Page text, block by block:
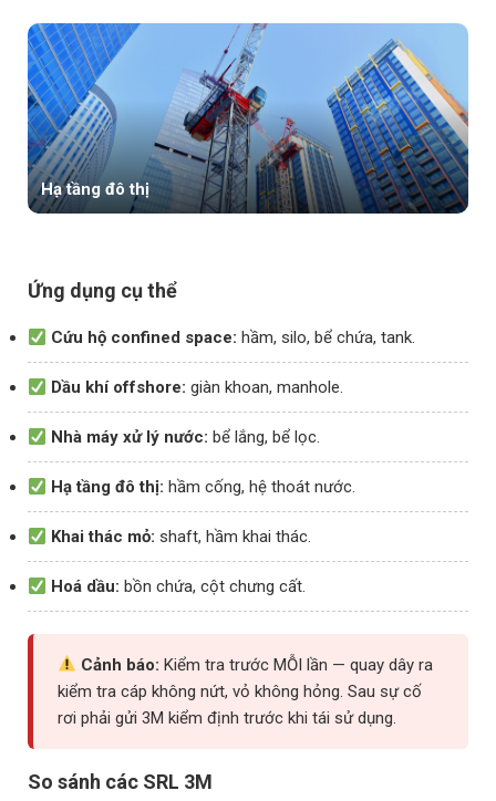
Hạ tầng đô thị
Ứng dụng cụ thể
Cứu hộ confined space: hầm, silo, bể chứa, tank.
Dầu khí offshore: giàn khoan, manhole.
Nhà máy xử lý nước: bể lắng, bể lọc.
Hạ tầng đô thị: hầm cống, hệ thoát nước.
Khai thác mỏ: shaft, hầm khai thác.
Hoá dầu: bồn chứa, cột chưng cất.
Cảnh báo: Kiểm tra trước MỖI lần — quay dây ra
kiểm tra cáp không nứt, vỏ không hỏng. Sau sự cố
rơi phải gửi 3M kiểm định trước khi tái sử dụng.
So sánh các SRL 3M